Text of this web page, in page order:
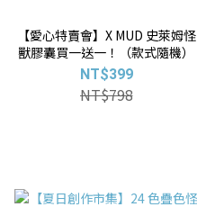
【愛心特賣會】X MUD 史萊姆怪
獸膠囊買一送一！（款式隨機）
NT$399
NT$798